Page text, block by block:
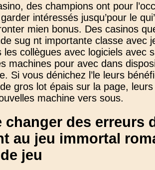
des champions ont pour
intéressés jusqu’pour le
mien bonus. Des casinos
sug nt importante classe avec
les collègues avec logiciels avec
machines pour avec dans
Si vous dénichez l’le leurs
gros lot épais sur la page,
machine vers sous.
changer des erreurs
au jeu immortal
jeu